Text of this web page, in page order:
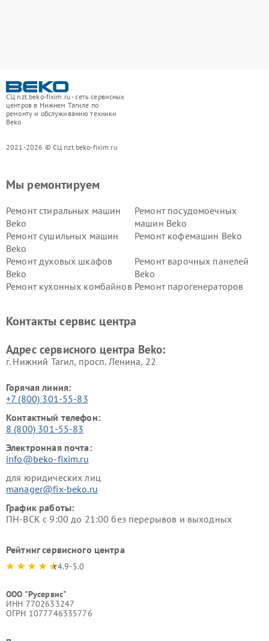
СЦ nzt.beko-fixim.ru - сеть сервисных
центров в Нижнем Тагиле по
ремонту и обслуживанию техники
Beko
2021-2026 © СЦ nzt.beko-fixim.ru
Мы ремонтируем
Ремонт стиральных машин
Beko
Ремонт посудомоечных
машин Beko
Ремонт сушильных машин
Beko
Ремонт кофемашин Beko
Ремонт духовых шкафов
Beko
Ремонт варочных панелей
Beko
Ремонт кухонных комбайнов Ремонт парогенераторов
Ремонт холодильников Beko Ремонт морозильных камер
Контакты сервис центра
Адрес сервисного центра Beko:
г. Нижний Тагил, просп. Ленина, 22
Горячая линия:
+7 (800) 301-55-83
Контактный телефон:
8 (800) 301-55-83
Электронная почта:
info@beko-fixim.ru
для юридических лиц
manager@fix-beko.ru
График работы:
ПН-ВСК с 9:00 до 21:00 без перерывов и выходных
Рейтинг сервисного центра
4.9-5.0
ООО "Русервис"
ИНН 7702633247
ОГРН 1077746335776